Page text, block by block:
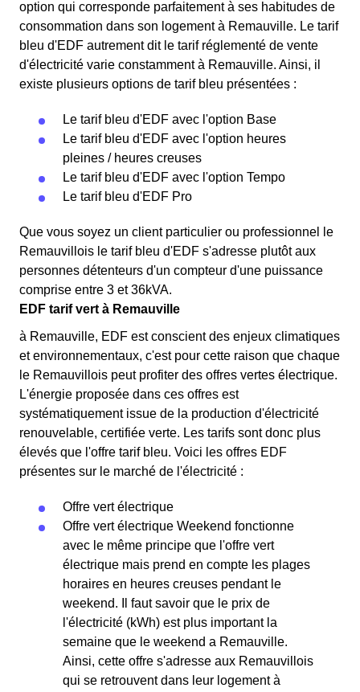
option qui corresponde parfaitement à ses habitudes de
consommation dans son logement à Remauville. Le tarif
bleu d'EDF autrement dit le tarif réglementé de vente
d'électricité varie constamment à Remauville. Ainsi, il
existe plusieurs options de tarif bleu présentées :
Le tarif bleu d'EDF avec l'option Base
Le tarif bleu d'EDF avec l'option heures
pleines / heures creuses
Le tarif bleu d'EDF avec l'option Tempo
Le tarif bleu d'EDF Pro
Que vous soyez un client particulier ou professionnel le
Remauvillois le tarif bleu d'EDF s'adresse plutôt aux
personnes détenteurs d'un compteur d'une puissance
comprise entre 3 et 36kVA.
EDF tarif vert à Remauville
à Remauville, EDF est conscient des enjeux climatiques
et environnementaux, c'est pour cette raison que chaque
le Remauvillois peut profiter des offres vertes électrique.
L'énergie proposée dans ces offres est
systématiquement issue de la production d'électricité
renouvelable, certifiée verte. Les tarifs sont donc plus
élevés que l'offre tarif bleu. Voici les offres EDF
présentes sur le marché de l'électricité :
Offre vert électrique
Offre vert électrique Weekend fonctionne
avec le même principe que l'offre vert
électrique mais prend en compte les plages
horaires en heures creuses pendant le
weekend. Il faut savoir que le prix de
l'électricité (kWh) est plus important la
semaine que le weekend a Remauville.
Ainsi, cette offre s'adresse aux Remauvillois
qui se retrouvent dans leur logement à